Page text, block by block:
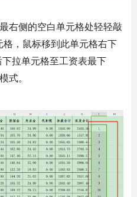
右侧的空白单元格处轻轻敲
，鼠标移到此单元格右下
拉单元格至工资表最下
式。